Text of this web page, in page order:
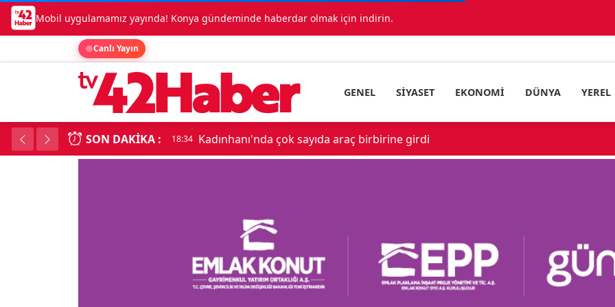
Mobil uygulamamız yayında! Konya gündeminde haberdar olmak için indirin.
Canlı Yayın
GENEL SIYASET EKONOMI DÜNYA YEREL
SON DAKIKA : 18:34 Kadınhanı'nda çok sayıda araç birbirine girdi